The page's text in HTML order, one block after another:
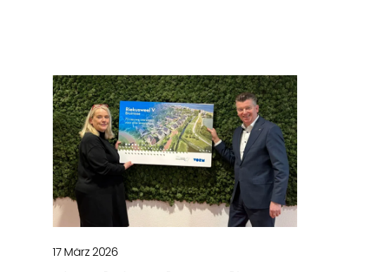
17 März 2026